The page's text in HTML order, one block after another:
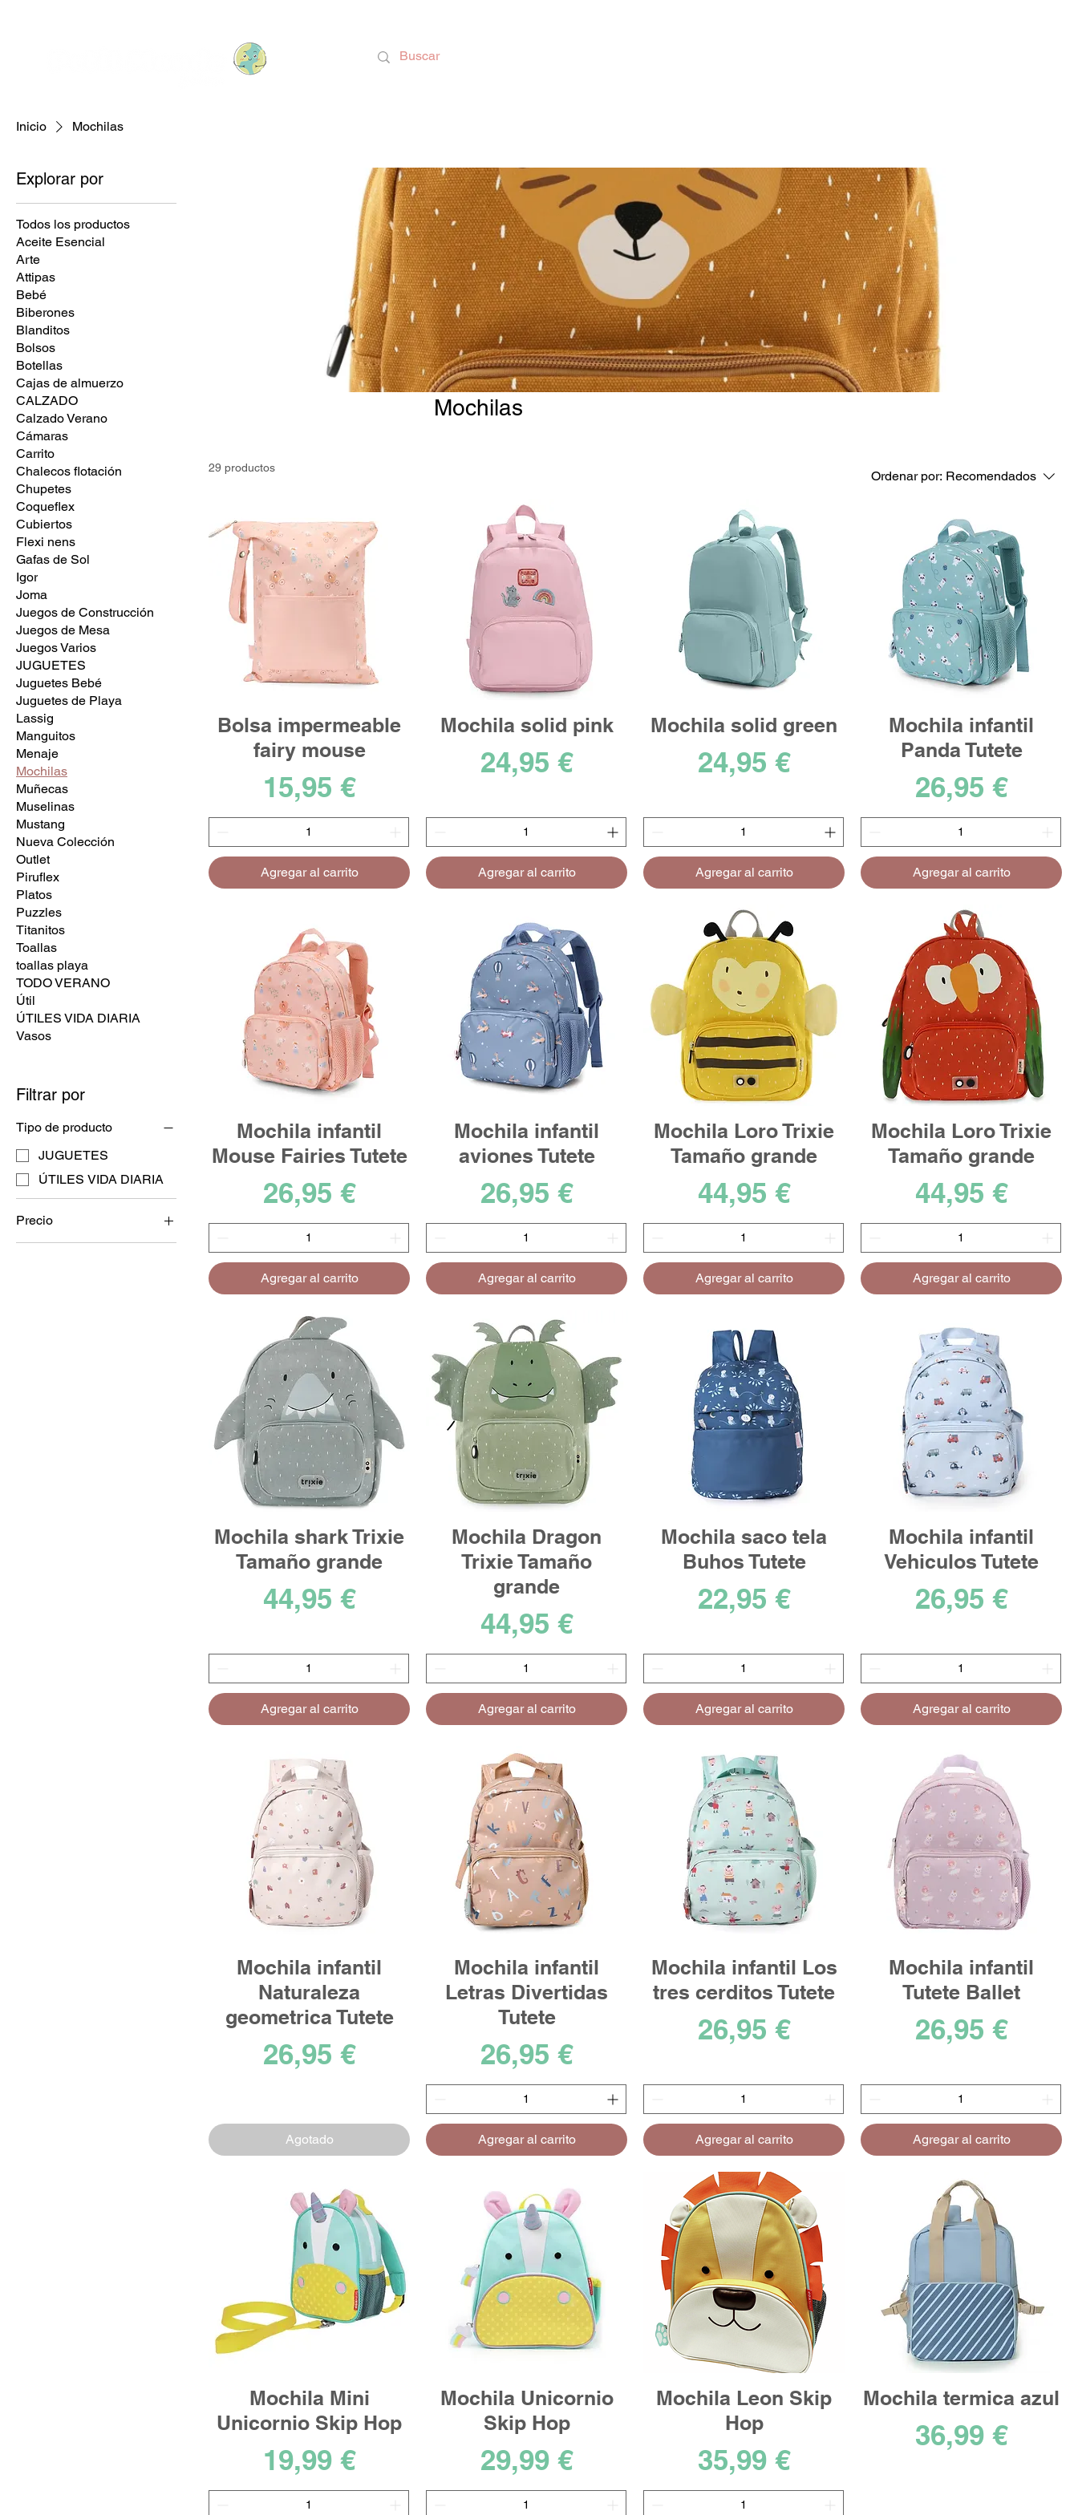
Inicio Mochilas
Explorar por
Todos los productos
Aceite Esencial
Arte
Attipas
Bebé
Biberones
Blanditos
Bolsos
Botellas
Cajas de almuerzo
CALZADO
Calzado Verano
Cámaras
Carrito
Chalecos flotación
Chupetes
Coqueflex
Cubiertos
Flexi nens
Gafas de Sol
Igor
Joma
Juegos de Construcción
Juegos de Mesa
Juegos Varios
JUGUETES
Juguetes Bebé
Juguetes de Playa
Lassig
Manguitos
Menaje
Mochilas
Muñecas
Muselinas
Mustang
Nueva Colección
Outlet
Piruflex
Platos
Puzzles
Titanitos
Toallas
toallas playa
TODO VERANO
Útil
ÚTILES VIDA DIARIA
Vasos
Filtrar por
Tipo de producto
JUGUETES
ÚTILES VIDA DIARIA
Precio
Mochilas
29 productos
Ordenar por: Recomendados
Bolsa impermeable
fairy mouse
Precio
15,95 €
Agregar al carrito
Mochila solid pink
Precio
24,95 €
Agregar al carrito
Mochila solid green
Precio
24,95 €
Agregar al carrito
Mochila infantil
Panda Tutete
Precio
26,95 €
Agregar al carrito
Mochila infantil
Mouse Fairies Tutete
Precio
26,95 €
Agregar al carrito
Mochila infantil
aviones Tutete
Precio
26,95 €
Agregar al carrito
Mochila Loro Trixie
Tamaño grande
Precio
44,95 €
Agregar al carrito
Mochila Loro Trixie
Tamaño grande
Precio
44,95 €
Agregar al carrito
Mochila shark Trixie
Tamaño grande
Precio
44,95 €
Agregar al carrito
Mochila Dragon
Trixie Tamaño
grande
Precio
44,95 €
Agregar al carrito
Mochila saco tela
Buhos Tutete
Precio
22,95 €
Agregar al carrito
Mochila infantil
Vehiculos Tutete
Precio
26,95 €
Agregar al carrito
Mochila infantil
Naturaleza
geometrica Tutete
Precio
26,95 €
Agotado
Mochila infantil
Letras Divertidas
Tutete
Precio
26,95 €
Agregar al carrito
Mochila infantil Los
tres cerditos Tutete
Precio
26,95 €
Agregar al carrito
Mochila infantil
Tutete Ballet
Precio
26,95 €
Agregar al carrito
Mochila Mini
Unicornio Skip Hop
Precio
19,99 €
Mochila Unicornio
Skip Hop
Precio
29,99 €
Mochila Leon Skip
Hop
Precio
35,99 €
Mochila termica azul
Precio
36,99 €